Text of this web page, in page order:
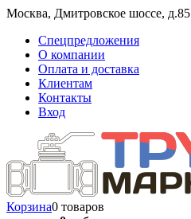
Москва, Дмитровское шоссе, д.85
Спецпредложения
О компании
Оплата и доставка
Клиентам
Контакты
Вход
Корзина0 товаров